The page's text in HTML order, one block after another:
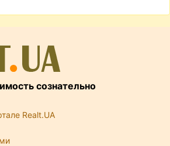
сознательно
Realt.UA